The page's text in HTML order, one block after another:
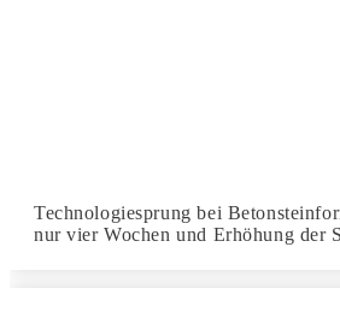
Technologiesprung bei
nur vier Wochen und Erhöhung der